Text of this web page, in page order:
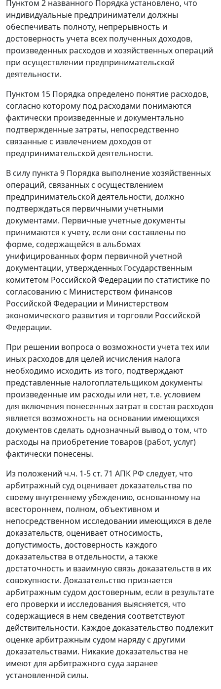
Пунктом 2 названного Порядка установлено, что
индивидуальные предприниматели должны
обеспечивать полноту, непрерывность и
достоверность учета всех полученных доходов,
произведенных расходов и хозяйственных операций
при осуществлении предпринимательской
деятельности.
Пунктом 15 Порядка определено понятие расходов,
согласно которому под расходами понимаются
фактически произведенные и документально
подтвержденные затраты, непосредственно
связанные с извлечением доходов от
предпринимательской деятельности.
В силу пункта 9 Порядка выполнение хозяйственных
операций, связанных с осуществлением
предпринимательской деятельности, должно
подтверждаться первичными учетными
документами. Первичные учетные документы
принимаются к учету, если они составлены по
форме, содержащейся в альбомах
унифицированных форм первичной учетной
документации, утвержденных Государственным
комитетом Российской Федерации по статистике по
согласованию с Министерством финансов
Российской Федерации и Министерством
экономического развития и торговли Российской
Федерации.
При решении вопроса о возможности учета тех или
иных расходов для целей исчисления налога
необходимо исходить из того, подтверждают
представленные налогоплательщиком документы
произведенные им расходы или нет, т.е. условием
для включения понесенных затрат в состав расходов
является возможность на основании имеющихся
документов сделать однозначный вывод о том, что
расходы на приобретение товаров (работ, услуг)
фактически понесены.
Из положений ч.ч. 1-5 ст. 71 АПК РФ следует, что
арбитражный суд оценивает доказательства по
своему внутреннему убеждению, основанному на
всестороннем, полном, объективном и
непосредственном исследовании имеющихся в деле
доказательств, оценивает относимость,
допустимость, достоверность каждого
доказательства в отдельности, а также
достаточность и взаимную связь доказательств в их
совокупности. Доказательство признается
арбитражным судом достоверным, если в результате
его проверки и исследования выясняется, что
содержащиеся в нем сведения соответствуют
действительности. Каждое доказательство подлежит
оценке арбитражным судом наряду с другими
доказательствами. Никакие доказательства не
имеют для арбитражного суда заранее
установленной силы.